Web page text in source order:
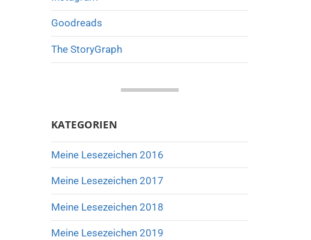
Goodreads
The StoryGraph
KATEGORIEN
Meine Lesezeichen 2016
Meine Lesezeichen 2017
Meine Lesezeichen 2018
Meine Lesezeichen 2019